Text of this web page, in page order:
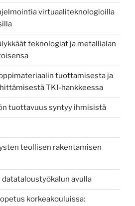
virtuaaliteknologioilla
teknologiat ja metallialan
tuottamisesta ja
TKI-hankkeessa
tuottavuus syntyy ihmisistä
teollisen rakentamisen
datataloustyökalun avulla
korkeakouluissa: